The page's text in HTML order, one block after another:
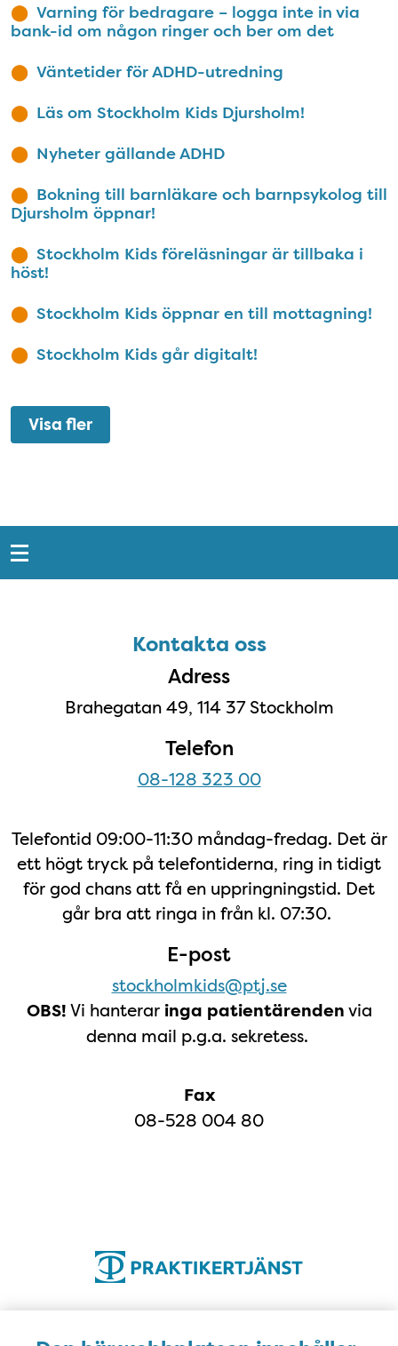
Varning för bedragare – logga inte in via
bank-id om någon ringer och ber om det
Väntetider för ADHD-utredning
Läs om Stockholm Kids Djursholm!
Nyheter gällande ADHD
Bokning till barnläkare och barnpsykolog till
Djursholm öppnar!
Stockholm Kids föreläsningar är tillbaka i
höst!
Stockholm Kids öppnar en till mottagning!
Stockholm Kids går digitalt!
Visa fler
Snabblänkar
Kontakta ossKontakta oss
Adress
Brahegatan 49, 114 37 Stockholm
Telefon
08-128 323 00
Telefontid 09:00-11:30 måndag-fredag. Det är
ett högt tryck på telefontiderna, ring in tidigt
för god chans att få en uppringningstid. Det
går bra att ringa in från kl. 07:30.
E-post
stockholmkids@ptj.se
OBS! Vi hanterar inga patientärenden via
denna mail p.g.a. sekretess.
Fax
08-528 004 80
Öppettider Öppettider